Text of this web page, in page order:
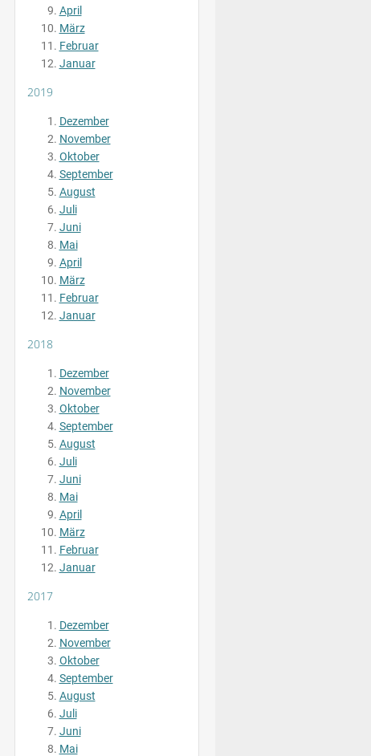
April
März
Februar
Januar
2019
Dezember
November
Oktober
September
August
Juli
Juni
Mai
April
März
Februar
Januar
2018
Dezember
November
Oktober
September
August
Juli
Juni
Mai
April
März
Februar
Januar
2017
Dezember
November
Oktober
September
August
Juli
Juni
Mai